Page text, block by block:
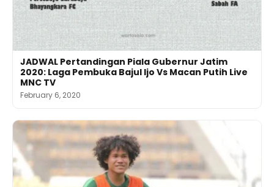
JADWAL Pertandingan Piala Gubernur Jatim
2020: Laga Pembuka Bajul Ijo Vs Macan Putih Live
MNC TV
February 6, 2020